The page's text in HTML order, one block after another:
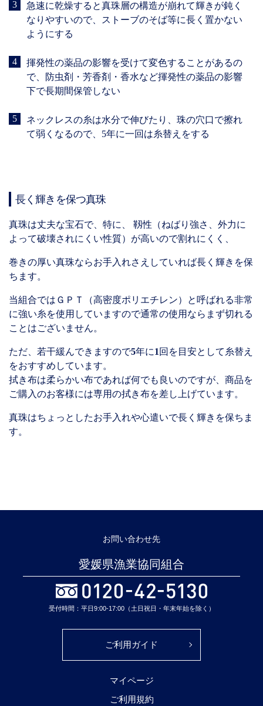
急速に乾燥すると真珠層の構造が崩れて輝きが鈍く
なりやすいので、ストーブのそば等に長く置かない
ようにする
揮発性の薬品の影響を受けて変色することがあるの
で、防虫剤・芳香剤・香水など揮発性の薬品の影響
下で長期間保管しない
ネックレスの糸は水分で伸びたり、珠の穴口で擦れ
て弱くなるので、5年に一回は糸替えをする
長く輝きを保つ真珠
真珠は丈夫な宝石で、特に、 靱性（ねばり強さ、外力に
よって破壊されにくい性質）が高いので割れにくく、
巻きの厚い真珠ならお手入れさえしていれば長く輝きを保
ちます。
当組合ではＧＰＴ（高密度ポリエチレン）と呼ばれる非常
に強い糸を使用していますので通常の使用ならまず切れる
ことはございません。
ただ、若干緩んできますので5年に1 回を目安として糸替え
をおすすめしています。
拭き布は柔らかい布であれば何でも良いのですが、商品を
ご購入のお客様には専用の拭き布を差し上げています。
真珠はちょっとしたお手入れや心遣いで長く輝きを保ちま
す。
お問い合わせ先
愛媛県漁業協同組合
受付時間：平日9:00-17:00（土日祝日・年末年始を除く）
ご利用ガイド
マイページ
ご利用規約